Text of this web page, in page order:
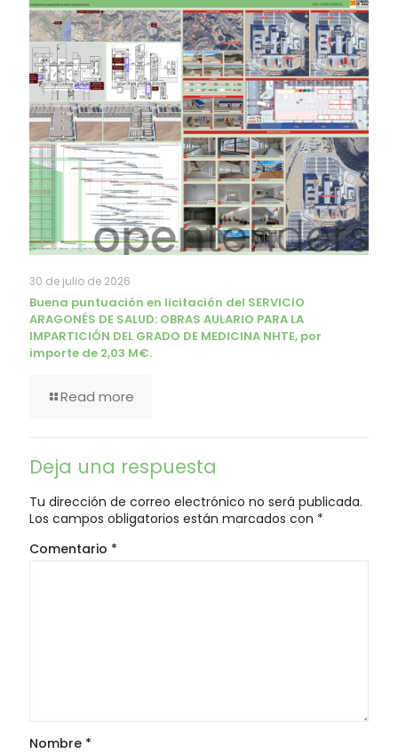
30 de julio de 2026
Buena puntuación en licitación del SERVICIO
ARAGONÉS DE SALUD: OBRAS AULARIO PARA LA
IMPARTICIÓN DEL GRADO DE MEDICINA NHTE, por
importe de 2,03 M€.
Read more
Deja una respuesta
Tu dirección de correo electrónico no será publicada.
Los campos obligatorios están marcados con *
Comentario *
Nombre *